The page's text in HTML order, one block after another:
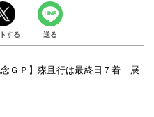
する 送る
念ＧＰ】森且行は最終日７着 展